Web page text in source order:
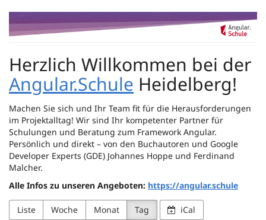
Zum
Haupt-
Inhalt
Angular.Schule
Herzlich Willkommen bei der
Angular.Schule Heidelberg!
Machen Sie sich und Ihr Team fit für die Herausforderungen
im Projektalltag! Wir sind Ihr kompetenter Partner für
Schulungen und Beratung zum Framework Angular.
Persönlich und direkt – von den Buchautoren und Google
Developer Experts (GDE) Johannes Hoppe und Ferdinand
Malcher.
Alle Infos zu unseren Angeboten: https://angular.schule
Liste Woche Monat Tag iCal